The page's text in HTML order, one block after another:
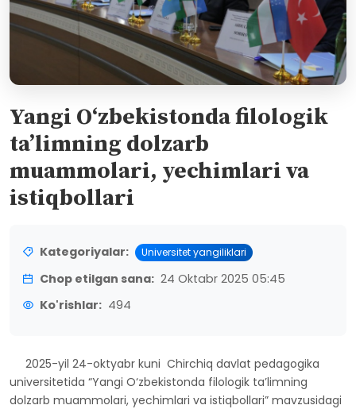
ta’limning dolzarb
muammolari, yechimlari va
istiqbollari
Chop etilgan sana:24 Oktabr 2025 05:45
Ko'rishlar:494
universitetida “Yangi O‘zbekistonda filologik ta’limning
dolzarb muammolari, yechimlari va istiqbollari” mavzusidagi
xalqaro ilmiy-amaliy anjuman bo‘lib o‘tdi. Ushbu anjumanda